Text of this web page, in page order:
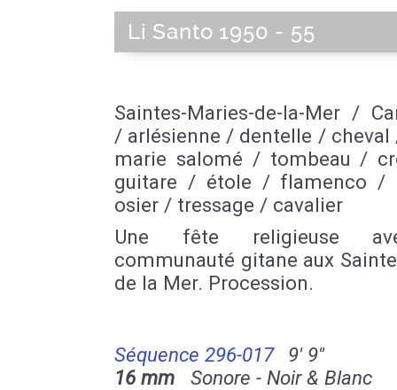
Li Santo 1950 - 55
Saintes-Maries-de-la-Mer /
/ arlésienne / dentelle / cheval
marie salomé / tombeau /
guitare / étole / flamenco /
osier / tressage / cavalier
Une fête religieuse
communauté gitane aux
de la Mer. Procession.
Séquence 296-017
9' 9''
16 mm Sonore - Noir & Blanc